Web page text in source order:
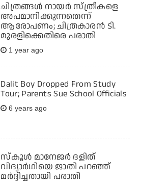
ചിത്രങ്ങൾ നായർ സ്ത്രീകളെ
അപമാനിക്കുന്നതെന്ന്
ആരോപണം; ചിത്രകാരൻ ടി.
മുരളിക്കെതിരെ പരാതി
1 year ago
Dalit Boy Dropped From Study
Tour; Parents Sue School Officials
6 years ago
സ്‌കൂള്‍ മാനേജര്‍ ദളിത്
വിദ്യാര്‍ഥിയെ ജാതി പറഞ്ഞ്
മര്‍ദ്ദിച്ചതായി പരാതി